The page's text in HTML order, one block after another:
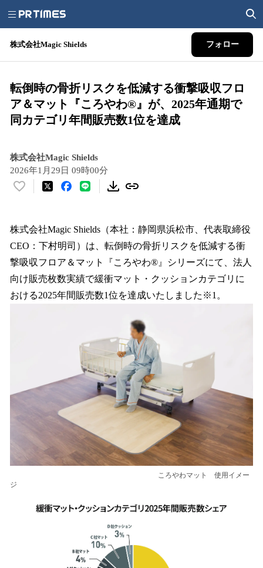
株式会社Magic Shields フォロー
転倒時の骨折リスクを低減する衝撃吸収フロ
ア＆マット『ころやわ®』が、2025年通期で
同カテゴリ年間販売数1位を達成
株式会社Magic Shields
2026年1月29日 09時00分
い
！
数
読
み
込
み
株式会社Magic Shields（本社：静岡県浜松市、代表取締役
CEO：下村明司）は、転倒時の骨折リスクを低減する衝
撃吸収フロア＆マット『ころやわ®』シリーズにて、法人
向け販売枚数実績で緩衝マット・クッションカテゴリに
おける2025年間販売数1位を達成いたしました※1。
ころやわマット 使用イメー
ジ